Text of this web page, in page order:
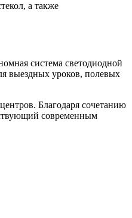
а также
система светодиодной
выездных уроков, полевых
Благодаря сочетанию
современным